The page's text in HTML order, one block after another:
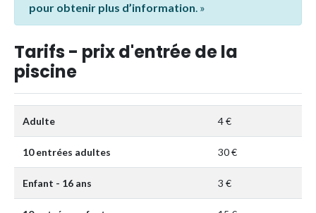
pour obtenir plus d’information. »
Tarifs - prix d'entrée de la
piscine
Adulte 4 €
10 entrées adultes 30 €
Enfant - 16 ans 3 €